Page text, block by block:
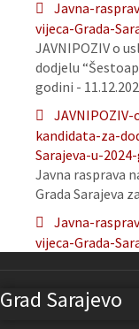
Javna-
vijeca-Grada-
JAVNIPOZIV o
dodjelu
godini -
kandidata-za-
Sarajeva-u-
Javna rasprava
Grada Sarajeva
Javna-
vijeca-Grada-
Grad Sarajevo